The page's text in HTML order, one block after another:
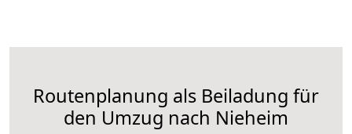
Routenplanung als Beiladung für
den Umzug nach Nieheim